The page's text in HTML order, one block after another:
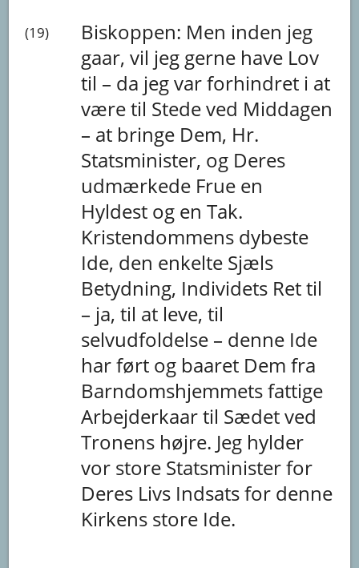
(19) Biskoppen: Men inden jeg
gaar,vil jeg gerne have Lov
til – da jegvarforhindret i at
væretil Stedeved Middagen
– at bringe Dem, Hr.
Statsminister, og Deres
udmærkede Frue en
Hyldest og enTak.
Kristendommens dybeste
Ide, den enkelte Sjæls
Betydning, Individets Rettil
– ja,til at leve,til
selvudfoldelse – denne Ide
harført og baaret Demfra
Barndomshjemmetsfattige
Arbejderkaartil Sædetved
Tronens højre. Jeg hylder
vor store Statsministerfor
Deres Livs Indsatsfor denne
Kirkens store Ide.